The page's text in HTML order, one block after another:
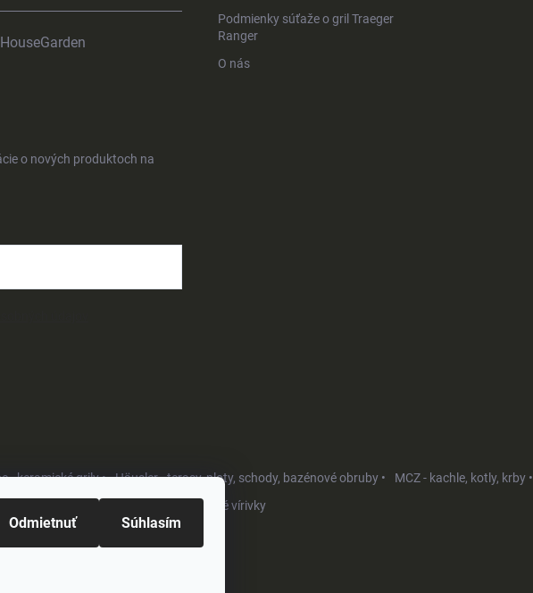
Odmietnuť Súhlasím
HouseGarden
Podmienky súťaže o gril Traeger
Ranger
O nás
o nových produktoch na
- keramické grily • Häusler - terasy, ploty, schody, bazénové obruby • MCZ - kachle, kotly, krby •
Softub - luxusné vírivky